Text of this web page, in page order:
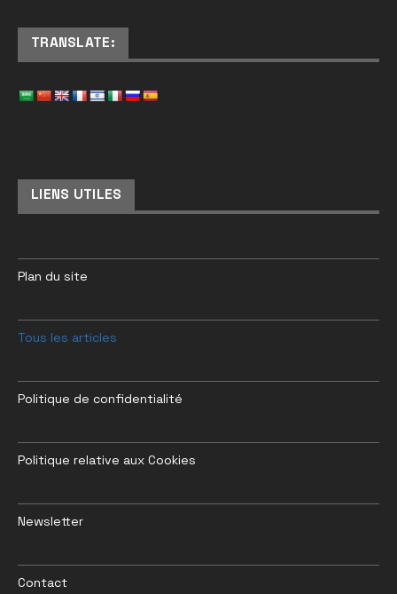
TRANSLATE:
LIENS UTILES
Plan du site
Tous les articles
Politique de confidentialité
Politique relative aux Cookies
Newsletter
Contact